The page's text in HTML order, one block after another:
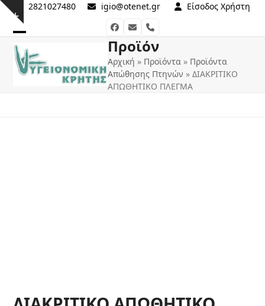
Skip
content
Show
notice
2821027480 igio@otenet.gr Είσοδος Χρήστη
Facebook
EmailPhone
Open
mobile
Close
mobile
Προϊόν
Αρχική » Προϊόντα » Προϊόντα
Απώθησης Πτηνών »ΔΙΑΚΡΙΤΙΚΟ
ΑΠΩΘΗΤΙΚΟ ΠΛΕΓΜΑ